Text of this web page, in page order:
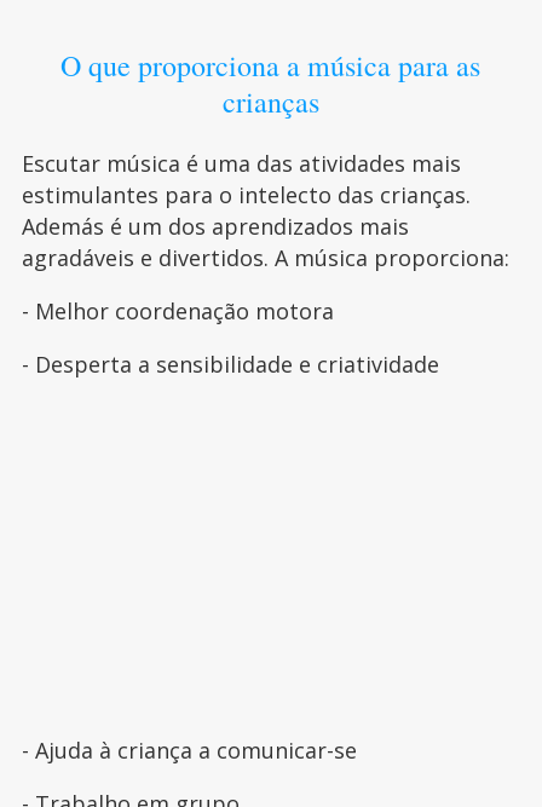
O que proporciona a música para as
crianças
Escutar música é uma das atividades mais
estimulantes para o intelecto das crianças.
Además é um dos aprendizados mais
agradáveis e divertidos. A música proporciona:
- Melhor coordenação motora
- Desperta a sensibilidade e criatividade
- Ajuda à criança a comunicar-se